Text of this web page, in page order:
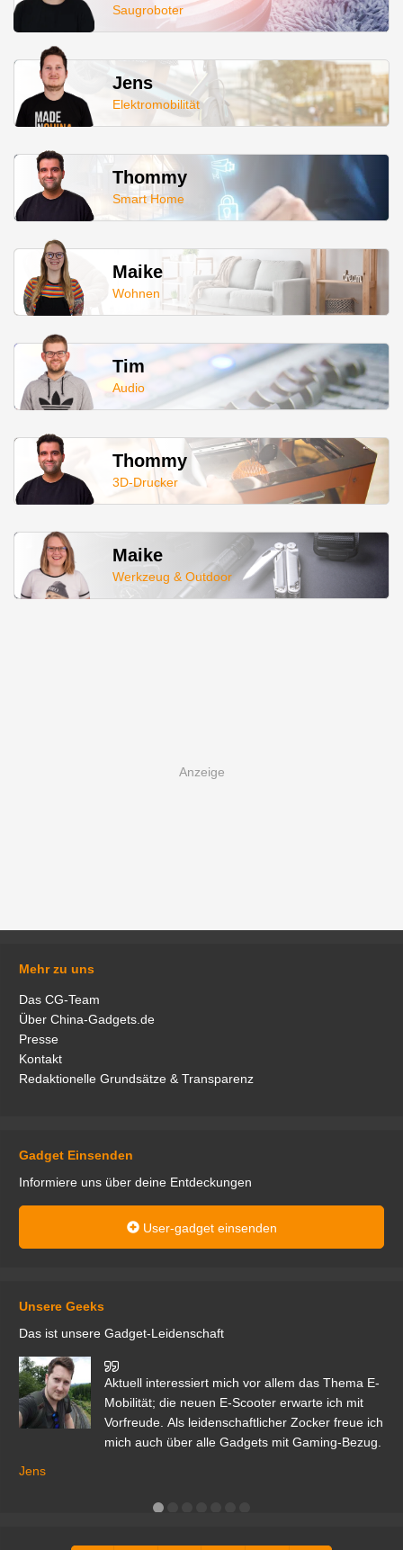
Saugroboter
Jens
Elektromobilität
Thommy
Smart Home
Maike
Wohnen
Tim
Audio
Thommy
3D-Drucker
Maike
Werkzeug & Outdoor
Mehr zu uns
Das CG-Team
Über China-Gadgets.de
Presse
Kontakt
Redaktionelle Grundsätze & Transparenz
Gadget Einsenden
Informiere uns über deine Entdeckungen
User-gadget einsenden
Unsere Geeks
Das ist unsere Gadget-Leidenschaft
Aktuell interessiert mich vor allem das Thema E-
Mobilität; die neuen E-Scooter erwarte ich mit
Vorfreude. Als leidenschaftlicher Zocker freue ich
mich auch über alle Gadgets mit Gaming-Bezug.
Jens